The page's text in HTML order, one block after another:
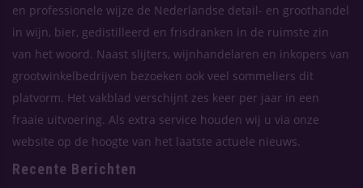
en professionele wijze de Nederlandse detail- en groothandel
in wijn, bier, gedistilleerd en frisdranken in de ruimste zin
van het woord. Naast slijters, wijnhandelaren en inkopers van
grootwinkelbedrijven bezoeken ook veel sommeliers dit
platvorm. Het vakblad verschijnt zes keer per jaar in een
fraaie uitvoering. Als extra service houden wij u via onze
website op de hoogte van het laatste actuele nieuws.
Recente Berichten